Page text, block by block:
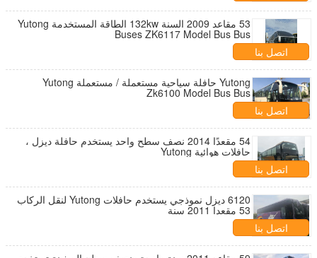
53 مقاعد 2009 السنة 132kw الطاقة المستخدمة Yutong
Buses ZK6117 Model Bus Bus
اتصل بنا
Yutong حافلة سياحية مستعملة / مستعملة Yutong
Zk6100 Model Bus Bus
اتصل بنا
54 مقعدًا 2014 نصف سطح واحد يستخدم حافلة ديزل ،
حافلات هوائية Yutong
اتصل بنا
6120 ديزل نموذجي يستخدم حافلات Yutong لنقل الركاب
53 مقعدا 2011 سنة
اتصل بنا